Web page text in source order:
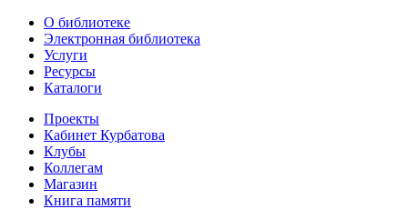
О библиотеке
Электронная библиотека
Услуги
Ресурсы
Каталоги
Проекты
Кабинет Курбатова
Клубы
Коллегам
Магазин
Книга памяти